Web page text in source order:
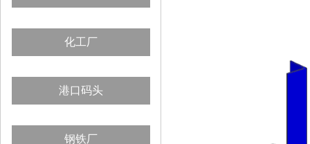
化工厂
港口码头
钢铁厂